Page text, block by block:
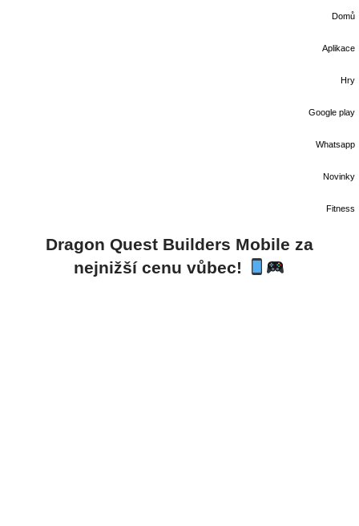
Domů
Aplikace
Hry
Google play
Whatsapp
Novinky
Fitness
Dragon Quest Builders Mobile za
nejnižší cenu vůbec!